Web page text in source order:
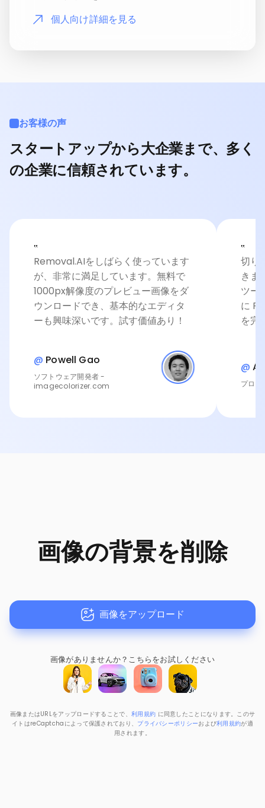
個人向け詳細を見る
お客様の声
スタートアップから大企業まで、多く
の企業に信頼されています。
‟
Removal.AIをしばらく使っています
が、非常に満足しています。無料で
1000px解像度のプレビュー画像をダ
ウンロードでき、基本的なエディタ
ーも興味深いです。試す価値あり！
@ Powell Gao
ソフトウェア開発者 -
imagecolorizer.com
‟
切り
きま
ツー
に
を完
@
プロ
画像の背景を削除
画像をアップロード
画像がありませんか？ こちらをお試しください
画像またはURLをアップロードすることで、 利用規約 に同意したことになります。このサ
イトはreCaptchaによって保護されており、 プライバシーポリシーおよび利用規約が適
用されます。